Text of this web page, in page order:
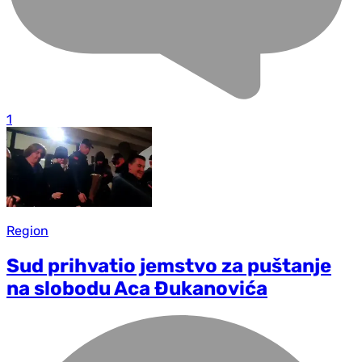
1
Region
Sud prihvatio jemstvo za puštanje
na slobodu Aca Đukanovića